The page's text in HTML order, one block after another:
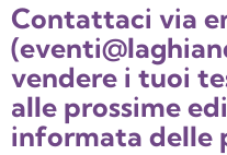
Contattaci via
vendere i tuoi
alle prossime
informata delle